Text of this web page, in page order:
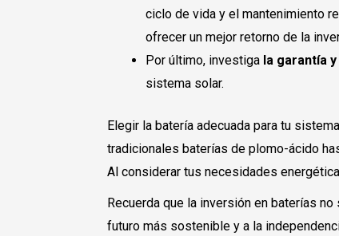
ciclo de vida y el mantenimiento
ofrecer un mejor retorno de la
Por último, investiga la garantía
sistema solar.
Elegir la batería adecuada para tu
tradicionales baterías de plomo-ácido
Al considerar tus necesidades
Recuerda que la inversión en baterías
futuro más sostenible y a la